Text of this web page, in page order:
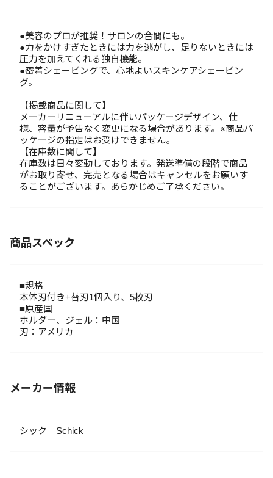
●美容のプロが推奨！サロンの合間にも。
●力をかけすぎたときには力を逃がし、足りないときには
圧力を加えてくれる独自機能。
●密着シェービングで、心地よいスキンケアシェービン
グ。
【掲載商品に関して】
メーカーリニューアルに伴いパッケージデザイン、仕
様、容量が予告なく変更になる場合があります。※商品パ
ッケージの指定はお受けできません。
【在庫数に関して】
在庫数は日々変動しております。発送準備の段階で商品
がお取り寄せ、完売となる場合はキャンセルをお願いす
ることがございます。あらかじめご了承ください。
商品スペック
■規格
本体刃付き+替刃1個入り、5枚刃
■原産国
ホルダー、ジェル：中国
刃：アメリカ
メーカー情報
シック Schick